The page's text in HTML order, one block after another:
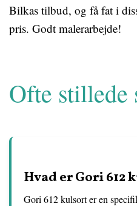
Bilkas tilbud, og få fat i
pris. Godt malerarbejde!
Ofte stillede
Hvad er Gori 612
Gori 612 kulsort er en